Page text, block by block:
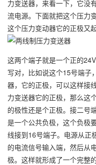
力变送器，来看一下，它没
流电源。下面就把这个压力
这个压力变动器它的正极又
这两个端子就是一个正的
写对，比如说这个15号端子
器，它的正极，可以这样接
力变送器它的正极，那么这
的极性还是个正极。接二号
是一个公共负极，这个负极
线接到16号端子。电源从正
的电流信号输入端，然后从
极。这样就形成了一个完整